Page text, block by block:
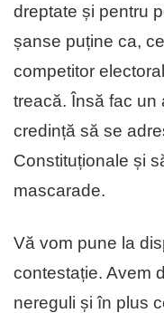
dreptate și pentru
șanse puține ca,
competitor
treacă. Însă fac un
credință să se
Constituționale și
mascarade.
Vă vom pune la
contestație. Avem
nereguli și în plus